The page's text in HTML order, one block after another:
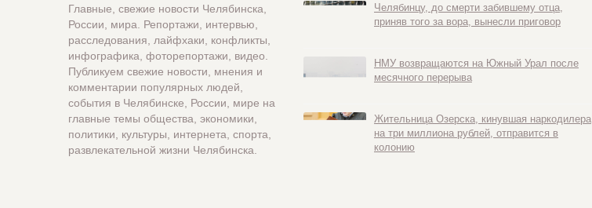
Главные, свежие новости Челябинска,
России, мира. Репортажи, интервью,
расследования, лайфхаки, конфликты,
инфографика, фоторепортажи, видео.
Публикуем свежие новости, мнения и
комментарии популярных людей,
события в Челябинске, России, мире на
главные темы общества, экономики,
политики, культуры, интернета, спорта,
развлекательной жизни Челябинска.
Челябинцу, до смерти забившему отца,
приняв того за вора, вынесли приговор
НМУ возвращаются на Южный Урал после
месячного перерыва
Жительница Озерска, кинувшая наркодилера
на три миллиона рублей, отправится в
колонию